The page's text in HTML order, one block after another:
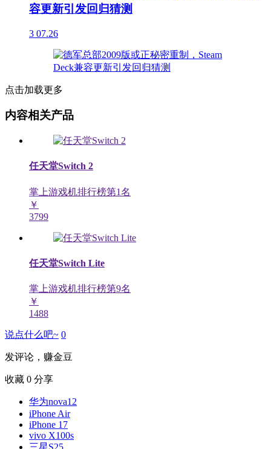
容更新引发回归猜测
3 07.26
点击加载更多
内容相关产品
任天堂Switch 2
掌上游戏机排行榜第1名
￥
3799
任天堂Switch Lite
掌上游戏机排行榜第9名
￥
1488
说点什么吧~ 0
发评论，赚金豆
收藏 0 分享
华为nova12
iPhone Air
iPhone 17
vivo X100s
三星S25